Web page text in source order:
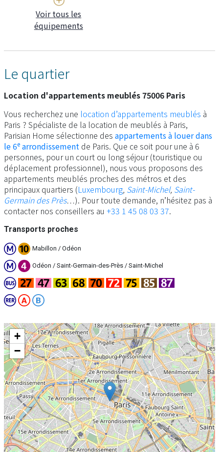
Voir tous les
équipements
Le quartier
Location d'appartements meublés 75006 Paris
Vous recherchez une location d’appartements meublés à
Paris ? Spécialiste de la location de meublés à Paris,
Parisian Home sélectionne des appartements à louer dans
le 6e arrondissement de Paris. Que ce soit pour une à 6
personnes, pour un court ou long séjour (touristique ou
déplacement professionnel), nous vous proposons des
appartements meublés proches des métros et des
principaux quartiers (Luxembourg, Saint-Michel, Saint-
Germain des Près…). Pour toute demande, n’hésitez pas à
contacter nos conseillers au +33 1 45 08 03 37.
Transports proches
Mabillon / Odéon
Odéon / Saint-Germain-des-Près / Saint-Michel
+
−